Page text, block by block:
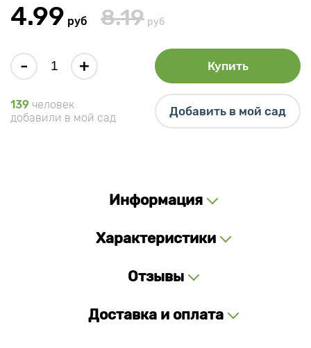
4.99 руб 8.19 руб
- + Купить
139 человек
добавили в мой сад
Добавить в мой сад
Информация
Характеристики
Отзывы
Доставка и оплата